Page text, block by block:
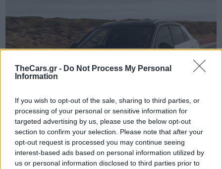
TheCars.gr - Do Not Process My Personal
Information
If you wish to opt-out of the sale, sharing to third parties, or
processing of your personal or sensitive information for
targeted advertising by us, please use the below opt-out
section to confirm your selection. Please note that after your
opt-out request is processed you may continue seeing
interest-based ads based on personal information utilized by
us or personal information disclosed to third parties prior to